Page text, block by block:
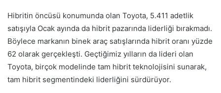
Hibritin öncüsü konumunda olan Toyota, 5.411 adetlik
satışıyla Ocak ayında da hibrit pazarında liderliği bırakmadı.
Böylece markanın binek araç satışlarında hibrit oranı yüzde
62 olarak gerçekleşti. Geçtiğimiz yılların da lideri olan
Toyota, birçok modelinde tam hibrit teknolojisini sunarak,
tam hibrit segmentindeki liderliğini sürdürüyor.